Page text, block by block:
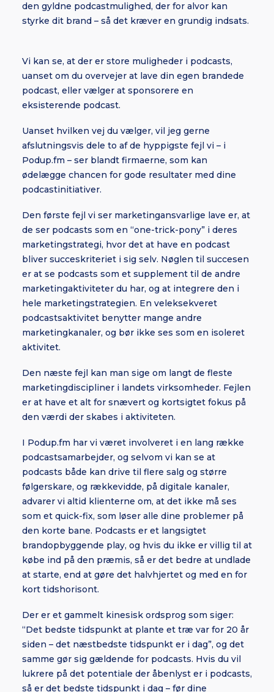
den gyldne podcastmulighed, der for alvor kan
styrke dit brand – så det kræver en grundig indsats.
Vi kan se, at der er store muligheder i podcasts,
uanset om du overvejer at lave din egen brandede
podcast, eller vælger at sponsorere en
eksisterende podcast.
Uanset hvilken vej du vælger, vil jeg gerne
afslutningsvis dele to af de hyppigste fejl vi – i
Podup.fm – ser blandt firmaerne, som kan
ødelægge chancen for gode resultater med dine
podcastinitiativer.
Den første fejl vi ser marketingansvarlige lave er, at
de ser podcasts som en “one-trick-pony” i deres
marketingstrategi, hvor det at have en podcast
bliver succeskriteriet i sig selv. Nøglen til succesen
er at se podcasts som et supplement til de andre
marketingaktiviteter du har, og at integrere den i
hele marketingstrategien. En veleksekveret
podcastsaktivitet benytter mange andre
marketingkanaler, og bør ikke ses som en isoleret
aktivitet.
Den næste fejl kan man sige om langt de fleste
marketingdiscipliner i landets virksomheder. Fejlen
er at have et alt for snævert og kortsigtet fokus på
den værdi der skabes i aktiviteten.
I Podup.fm har vi været involveret i en lang række
podcastsamarbejder, og selvom vi kan se at
podcasts både kan drive til flere salg og større
følgerskare, og rækkevidde, på digitale kanaler,
advarer vi altid klienterne om, at det ikke må ses
som et quick-fix, som løser alle dine problemer på
den korte bane. Podcasts er et langsigtet
brandopbyggende play, og hvis du ikke er villig til at
købe ind på den præmis, så er det bedre at undlade
at starte, end at gøre det halvhjertet og med en for
kort tidshorisont.
Der er et gammelt kinesisk ordsprog som siger:
“Det bedste tidspunkt at plante et træ var for 20 år
siden – det næstbedste tidspunkt er i dag”, og det
samme gør sig gældende for podcasts. Hvis du vil
lukrere på det potentiale der åbenlyst er i podcasts,
så er det bedste tidspunkt i dag – før dine